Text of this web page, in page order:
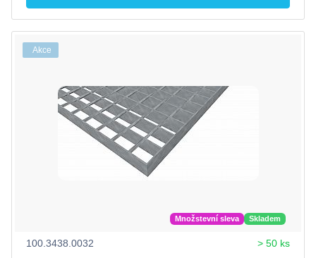
Akce
Množstevní sleva Skladem
100.3438.0032 > 50 ks